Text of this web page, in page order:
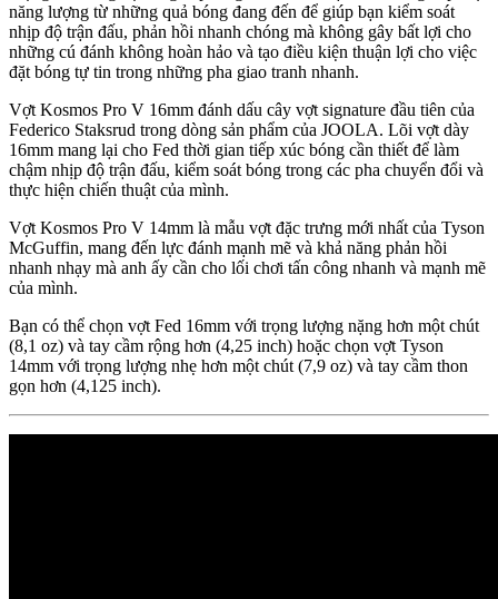
năng lượng từ những quả bóng đang đến để giúp bạn kiểm soát
nhịp độ trận đấu, phản hồi nhanh chóng mà không gây bất lợi cho
những cú đánh không hoàn hảo và tạo điều kiện thuận lợi cho việc
đặt bóng tự tin trong những pha giao tranh nhanh.
Vợt Kosmos Pro V 16mm đánh dấu cây vợt signature đầu tiên của
Federico Staksrud trong dòng sản phẩm của JOOLA. Lõi vợt dày
16mm mang lại cho Fed thời gian tiếp xúc bóng cần thiết để làm
chậm nhịp độ trận đấu, kiểm soát bóng trong các pha chuyển đổi và
thực hiện chiến thuật của mình.
Vợt Kosmos Pro V 14mm là mẫu vợt đặc trưng mới nhất của Tyson
McGuffin, mang đến lực đánh mạnh mẽ và khả năng phản hồi
nhanh nhạy mà anh ấy cần cho lối chơi tấn công nhanh và mạnh mẽ
của mình.
Bạn có thể chọn vợt Fed 16mm với trọng lượng nặng hơn một chút
(8,1 oz) và tay cầm rộng hơn (4,25 inch) hoặc chọn vợt Tyson
14mm với trọng lượng nhẹ hơn một chút (7,9 oz) và tay cầm thon
gọn hơn (4,125 inch).